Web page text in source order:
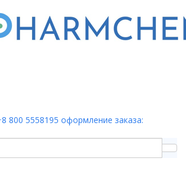
800 5558195 оформление заказа: